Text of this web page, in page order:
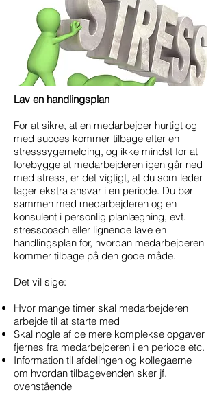
Lav en handlingsplan
For at sikre, at en medarbejder hurtigt og
med succes kommer tilbage efter en
stresssygemelding, og ikke mindst for at
forebygge at medarbejderen igen går ned
med stress, er det vigtigt, at du som leder
tager ekstra ansvar i en periode. Du bør
sammen med medarbejderen og en
konsulent i personlig planlægning, evt.
stresscoach eller lignende lave en
handlingsplan for, hvordan medarbejderen
kommer tilbage på den gode måde.
Det vil sige:
Hvor mange timer skal medarbejderen
arbejde til at starte med
Skal nogle af de mere komplekse opgaver
fjernes fra medarbejderen i en periode etc.
Information til afdelingen og kollegaerne
om hvordan tilbagevenden sker jf.
ovenstående